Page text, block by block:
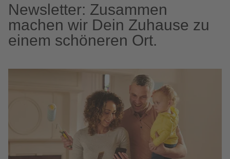
Newsletter: Zusammen
machen wir Dein Zuhause zu
einem schöneren Ort.